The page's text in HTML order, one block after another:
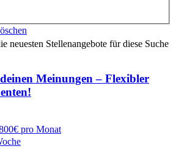
neuesten Stellenangebote für diese Suche
Meinungen – Flexibler
pro Monat